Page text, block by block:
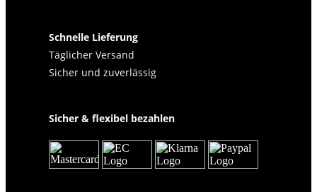
Schnelle Lieferung
Täglicher Versand
Sicher und zuverlässig
Sicher & flexibel bezahlen